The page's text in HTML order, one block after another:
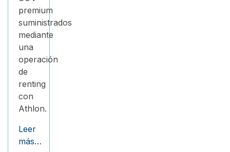
premium
suministrados
mediante
una
operación
de
renting
con
Athlon.
Leer
más…